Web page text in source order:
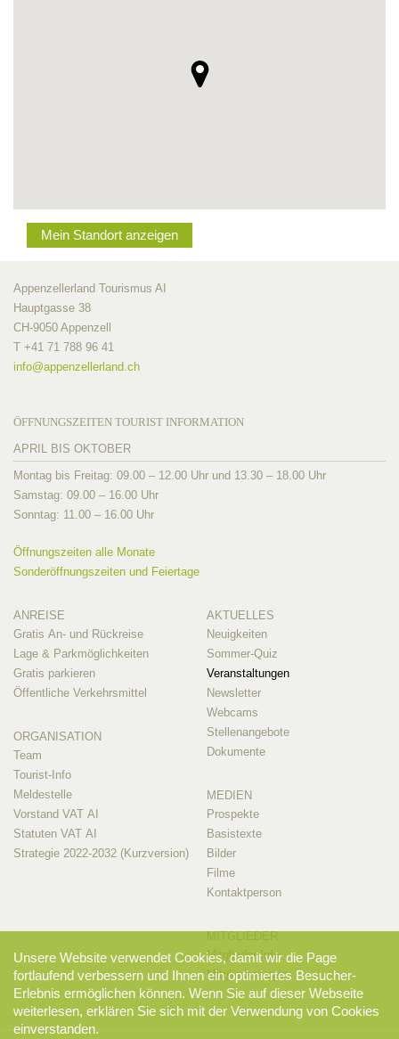
Mein Standort anzeigen
Appenzellerland Tourismus AI
Hauptgasse 38
CH-9050 Appenzell
T +41 71 788 96 41
info@appenzellerland.ch
ÖFFNUNGSZEITEN TOURIST INFORMATION
APRIL BIS OKTOBER
Montag bis Freitag: 09.00 – 12.00 Uhr und 13.30 – 18.00 Uhr
Samstag: 09.00 – 16.00 Uhr
Sonntag: 11.00 – 16.00 Uhr
Öffnungszeiten alle Monate
Sonderöffnungszeiten und Feiertage
ANREISE
Gratis An- und Rückreise
Lage & Parkmöglichkeiten
Gratis parkieren
Öffentliche Verkehrsmittel
ORGANISATION
Team
Tourist-Info
Meldestelle
Vorstand VAT AI
Statuten VAT AI
Strategie 2022-2032 (Kurzversion)
AKTUELLES
Neuigkeiten
Sommer-Quiz
Veranstaltungen
Newsletter
Webcams
Stellenangebote
Dokumente
MEDIEN
Prospekte
Basistexte
Bilder
Filme
Kontaktperson
Mitglieder-Info
Mitglieder-Login
Unsere Website verwendet Cookies, damit wir die Page
fortlaufend verbessern und Ihnen ein optimiertes Besucher-
Erlebnis ermöglichen können. Wenn Sie auf dieser Webseite
weiterlesen, erklären Sie sich mit der Verwendung von Cookies
einverstanden.